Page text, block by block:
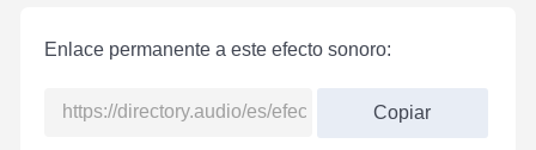
Enlace permanente a este efecto sonoro:
Copiar